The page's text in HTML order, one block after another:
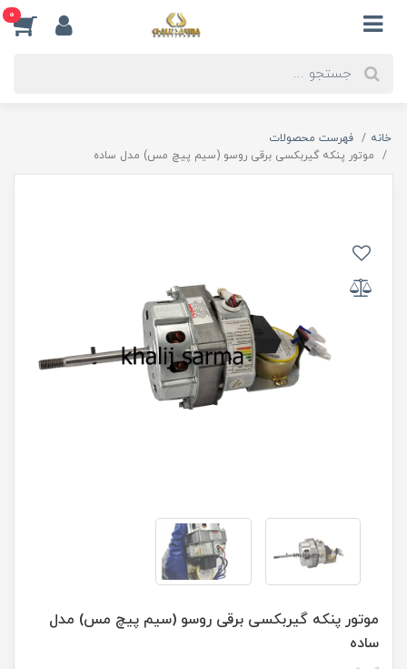
0
خانه
فهرست محصولات
موتور پنکه گیربکسی برقی روسو (سیم پیچ مس) مدل ساده
موتور پنکه گیربکسی برقی روسو (سیم پیچ مس) مدل
ساده